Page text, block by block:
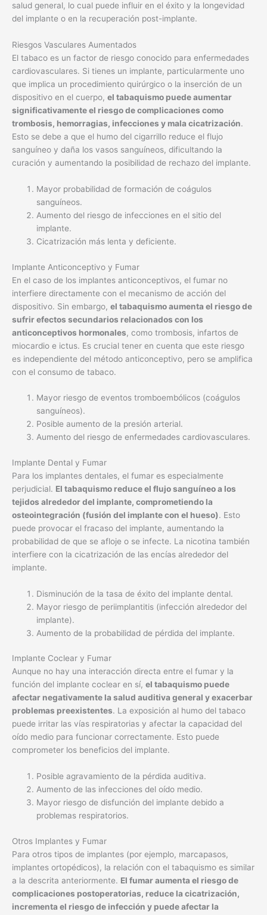
salud general, lo cual puede influir en el éxito y la longevidad
del implante o en la recuperación post-implante.
Riesgos Vasculares Aumentados
El tabaco es un factor de riesgo conocido para enfermedades
cardiovasculares. Si tienes un implante, particularmente uno
que implica un procedimiento quirúrgico o la inserción de un
dispositivo en el cuerpo, el tabaquismo puede aumentar
significativamente el riesgo de complicaciones como
trombosis, hemorragias, infecciones y mala cicatrización.
Esto se debe a que el humo del cigarrillo reduce el flujo
sanguíneo y daña los vasos sanguíneos, dificultando la
curación y aumentando la posibilidad de rechazo del implante.
Mayor probabilidad de formación de coágulos
sanguíneos.
Aumento del riesgo de infecciones en el sitio del
implante.
Cicatrización más lenta y deficiente.
Implante Anticonceptivo y Fumar
En el caso de los implantes anticonceptivos, el fumar no
interfiere directamente con el mecanismo de acción del
dispositivo. Sin embargo, el tabaquismo aumenta el riesgo de
sufrir efectos secundarios relacionados con los
anticonceptivos hormonales, como trombosis, infartos de
miocardio e ictus. Es crucial tener en cuenta que este riesgo
es independiente del método anticonceptivo, pero se amplifica
con el consumo de tabaco.
Mayor riesgo de eventos tromboembólicos (coágulos
sanguíneos).
Posible aumento de la presión arterial.
Aumento del riesgo de enfermedades cardiovasculares.
Implante Dental y Fumar
Para los implantes dentales, el fumar es especialmente
perjudicial. El tabaquismo reduce el flujo sanguíneo a los
tejidos alrededor del implante, comprometiendo la
osteointegración (fusión del implante con el hueso). Esto
puede provocar el fracaso del implante, aumentando la
probabilidad de que se afloje o se infecte. La nicotina también
interfiere con la cicatrización de las encías alrededor del
implante.
Disminución de la tasa de éxito del implante dental.
Mayor riesgo de periimplantitis (infección alrededor del
implante).
Aumento de la probabilidad de pérdida del implante.
Implante Coclear y Fumar
Aunque no hay una interacción directa entre el fumar y la
función del implante coclear en sí, el tabaquismo puede
afectar negativamente la salud auditiva general y exacerbar
problemas preexistentes. La exposición al humo del tabaco
puede irritar las vías respiratorias y afectar la capacidad del
oído medio para funcionar correctamente. Esto puede
comprometer los beneficios del implante.
Posible agravamiento de la pérdida auditiva.
Aumento de las infecciones del oído medio.
Mayor riesgo de disfunción del implante debido a
problemas respiratorios.
Otros Implantes y Fumar
Para otros tipos de implantes (por ejemplo, marcapasos,
implantes ortopédicos), la relación con el tabaquismo es similar
a la descrita anteriormente. El fumar aumenta el riesgo de
complicaciones postoperatorias, reduce la cicatrización,
incrementa el riesgo de infección y puede afectar la